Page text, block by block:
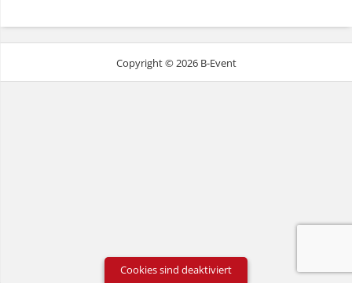
Copyright © 2026 B-Event
Cookies sind deaktiviert